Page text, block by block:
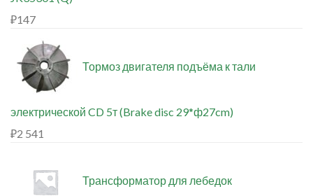
₽147
Тормоз двигателя подъёма к тали
электрической CD 5т (Brake disc 29*ф27cm)
₽2 541
Трансформатор для лебедок